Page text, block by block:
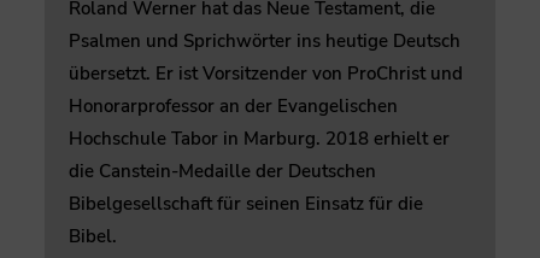
Roland Werner hat das Neue Testament, die
Psalmen und Sprichwörter ins heutige Deutsch
übersetzt. Er ist Vorsitzender von ProChrist und
Honorarprofessor an der Evangelischen
Hochschule Tabor in Marburg. 2018 erhielt er
die Canstein-Medaille der Deutschen
Bibelgesellschaft für seinen Einsatz für die
Bibel.